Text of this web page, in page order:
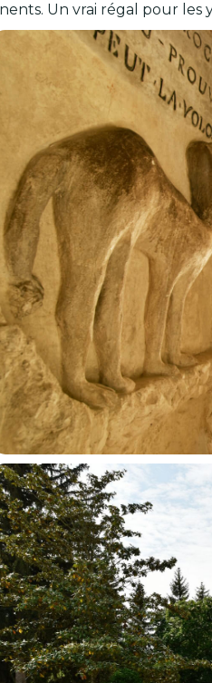
Un vrai régal pour les